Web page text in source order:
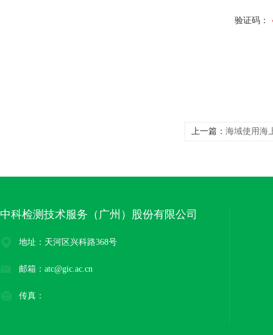
验证码：
上一篇： 海域使用海
中科检测技术服务（广州）股份有限公司
地址：天河区兴科路368号
邮箱：atc@gic.ac.cn
传真：